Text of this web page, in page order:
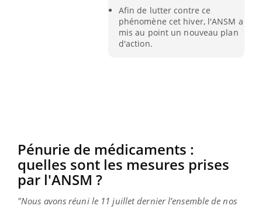
Afin de lutter contre ce
phénomène cet hiver, l'ANSM a
mis au point un nouveau plan
d'action.
Pénurie de médicaments :
quelles sont les mesures prises
par l'ANSM ?
"Nous avons réuni le 11 juillet dernier l’ensemble de nos